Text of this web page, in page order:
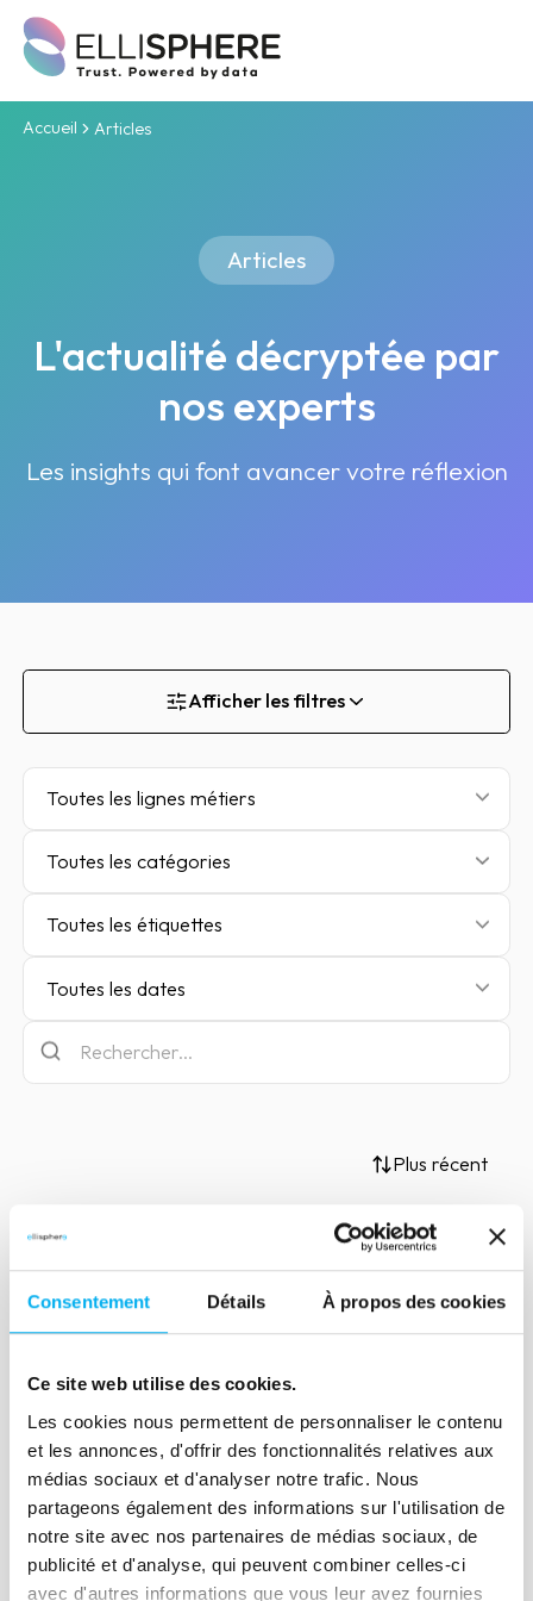
Consentement Détails À propos des cookies
Ce site web utilise des cookies.
Les cookies nous permettent de personnaliser le contenu
et les annonces, d'offrir des fonctionnalités relatives aux
médias sociaux et d'analyser notre trafic. Nous
partageons également des informations sur l'utilisation de
notre site avec nos partenaires de médias sociaux, de
publicité et d'analyse, qui peuvent combiner celles-ci
avec d'autres informations que vous leur avez fournies
Accueil Articles
Articles
L'actualité décryptée par
nos experts
Les insights qui font avancer votre réflexion
Afficher les filtres
Toutes les lignes métiers
Toutes les catégories
Toutes les étiquettes
Toutes les dates
Plus récent
Article
INES CRM et Ellisphere, un
16 novembre 2020 Marketing & Sales
Depuis de nombreuses années,
Ellisphere est partenaire de l’éditeur
français INES CRM spécialisé dans les
solutions CRM en mode Cloud. Zoom sur
ce partenariat.